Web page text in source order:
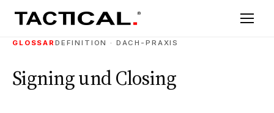
GLOSSAR DEFINITION · DACH-PRAXIS
Signing und Closing